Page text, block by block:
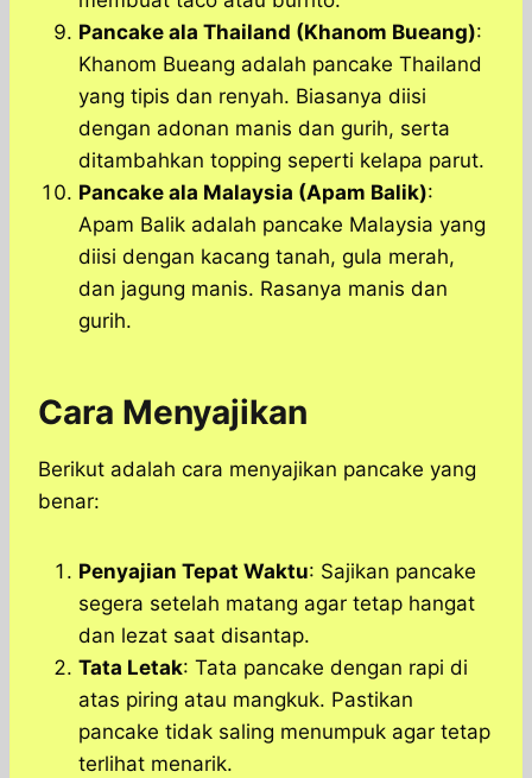
Pancake ala Thailand (Khanom Bueang):
Khanom Bueang adalah pancake Thailand
yang tipis dan renyah. Biasanya diisi
dengan adonan manis dan gurih, serta
ditambahkan topping seperti kelapa parut.
Pancake ala Malaysia (Apam Balik):
Apam Balik adalah pancake Malaysia yang
diisi dengan kacang tanah, gula merah,
dan jagung manis. Rasanya manis dan
gurih.
Cara Menyajikan
Berikut adalah cara menyajikan pancake yang
benar:
Penyajian Tepat Waktu: Sajikan pancake
segera setelah matang agar tetap hangat
dan lezat saat disantap.
Tata Letak: Tata pancake dengan rapi di
atas piring atau mangkuk. Pastikan
pancake tidak saling menumpuk agar tetap
terlihat menarik.